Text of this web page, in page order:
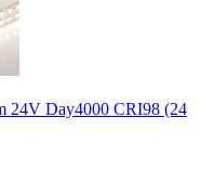
24V Day4000 CRI98 (24